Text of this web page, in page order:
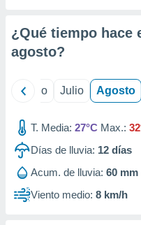
e
de
¿Qué tiempo hace
agosto?
Junio Julio Agosto
T. Media: 27°C Max.:
Días de lluvia: 12 días
Acum. de lluvia: 60 mm
Viento medio: 8 km/h